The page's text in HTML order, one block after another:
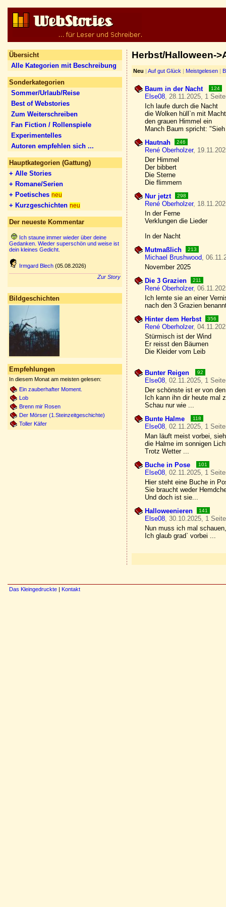
Übersicht
Alle Kategorien mit Beschreibung
Sonderkategorien
Sommer/Urlaub/Reise
Best of Webstories
Zum Weiterschreiben
Fan Fiction / Rollenspiele
Experimentelles
Autoren empfehlen sich ...
Hauptkategorien (Gattung)
+ Alle Stories
+ Romane/Serien
+ Poetisches neu
+ Kurzgeschichten neu
Der neueste Kommentar
Ich staune immer wieder über deine
Gedanken. Wieder superschön und weise ist
dein kleines Gedicht.
Irmgard Blech (05.08.2026)
Zur Story
Bildgeschichten
Empfehlungen
In diesem Monat am meisten gelesen:
Ein zauberhafter Moment.
Lob
Brenn mir Rosen
Der Mörser (1.Steinzeitgeschichte)
Toller Käfer
Herbst/Halloween-
Neu | Auf gut Glück | Meistgelesen |
Baum in der Nacht 124
Else08, 28.11.2025, 1
Ich laufe durch die Nacht
die Wolken hüll`n mit Macht
den grauen Himmel ein
Manch Baum spricht:
Hautnah
246
René Oberholzer,
Der Himmel
Der bibbert
Die Sterne
Die flimmern
Nur jetzt
298
René Oberholzer,
In der Ferne
Verklungen die Lieder
In der Nacht
Mutmaßlich
213
Michael Brushwood,
November 2025
Die 3 Grazien
211
René Oberholzer,
Ich lernte sie an einer
nach den 3 Grazien
Hinter dem Herbst
356
René Oberholzer,
Stürmisch ist der Wind
Er reisst den Bäumen
Die Kleider vom Leib
Bunter Reigen 92
Else08, 02.11.2025, 1
Der schönste ist er von
Ich kann ihn dir heute mal
Schau nur wie ...
Bunte Halme
118
Else08, 02.11.2025, 1
Man läuft meist vorbei,
die Halme im sonnigen
Trotz Wetter ...
Buche in Pose
101
Else08, 02.11.2025, 1
Hier steht eine Buche in
Sie braucht weder
Und doch ist sie...
Halloweenieren
141
Else08, 30.10.2025, 1
Nun muss ich mal
Ich glaub grad` vorbei ...
Das Kleingedruckte | Kontakt